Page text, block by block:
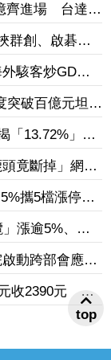
齊進場 台達電
群創、啟碁、
皆衝6%
駭客炒GD演
告
突破百億元坦言
停
「13.72%」超
竟斷掉」網笑
攜5檔漲停
漲逾5%、一
動跨部會應變
收2390元 台
top